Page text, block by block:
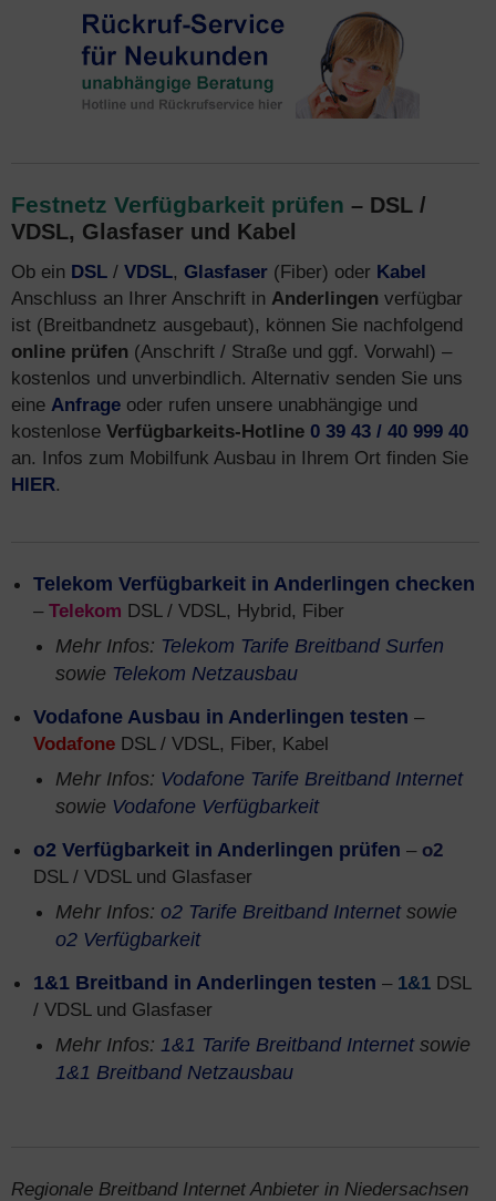
Festnetz Verfügbarkeit prüfen – DSL /
VDSL, Glasfaser und Kabel
Ob ein DSL / VDSL, Glasfaser (Fiber) oder Kabel
Anschluss an Ihrer Anschrift in Anderlingen verfügbar
ist (Breitbandnetz ausgebaut), können Sie nachfolgend
online prüfen (Anschrift / Straße und ggf. Vorwahl) –
kostenlos und unverbindlich. Alternativ senden Sie uns
eine Anfrage oder rufen unsere unabhängige und
kostenlose Verfügbarkeits-Hotline 0 39 43 / 40 999 40
an. Infos zum Mobilfunk Ausbau in Ihrem Ort finden Sie
HIER.
Telekom Verfügbarkeit in Anderlingen checken
– Telekom DSL / VDSL, Hybrid, Fiber
Mehr Infos: Telekom Tarife Breitband Surfen
sowie Telekom Netzausbau
Vodafone Ausbau in Anderlingen testen –
Vodafone DSL / VDSL, Fiber, Kabel
Mehr Infos: Vodafone Tarife Breitband Internet
sowie Vodafone Verfügbarkeit
o2 Verfügbarkeit in Anderlingen prüfen – o2
DSL / VDSL und Glasfaser
Mehr Infos: o2 Tarife Breitband Internetsowie
o2 Verfügbarkeit
1&1 Breitband in Anderlingen testen – 1&1 DSL
/ VDSL und Glasfaser
Mehr Infos: 1&1 Tarife Breitband Internetsowie
1&1 Breitband Netzausbau
Regionale Breitband Internet Anbieter in Niedersachsen